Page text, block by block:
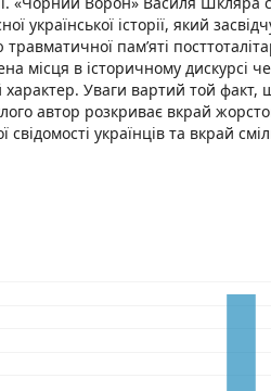
історії, який
пам’яті
місця в історичному дискурсі
Уваги вартий той факт,
автор розкриває вкрай
українців та вкрай